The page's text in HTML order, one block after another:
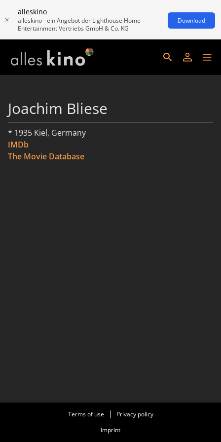
alleskino
alleskino - ein Angebot der Lighthouse Home
Entertainment Vertriebs GmbH & Co. KG
Download
Joachim Bliese
* 1935 Kiel, Germany
IMDb
The Movie Database
Terms of use
Privacy policy
Imprint